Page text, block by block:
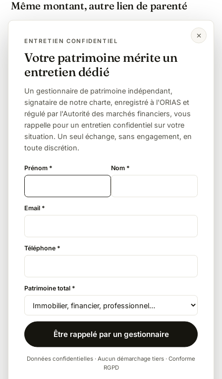
Même montant, autre lien de parenté
L'assurance vie, le levier décisif
À 55 % de taxation, transmettre à un neveu par
succession classique est confiscatoire. L'assurance
vie (152 500 € d'abattement puis 20 % pour les
primes versées avant 70 ans) change radicalement
l'équation — c'est souvent une division par cinq de
la facture.
La donation de son vivant
L'abattement de 7 967 € se renouvelle tous les 15
peut s'y ajouter sous conditions lorsque le neveu
vient en représentation.
Le testament bien rédigé
Léguer en pleine propriété, en démembrement ou via
une charge : la rédaction du testament influe
directement sur l'assiette taxable. Un point à
travailler avec votre notaire.
Pour la vision d'ensemble — barèmes complets,
ENTRETIEN CONFIDENTIEL
Votre patrimoine mérite un
entretien dédié
Un gestionnaire de patrimoine indépendant,
signataire de notre charte, enregistré à l'ORIAS et
régulé par l'Autorité des marchés financiers, vous
rappelle pour un entretien confidentiel sur votre
situation. Un seul échange, sans engagement, en
toute discrétion.
Prénom * Nom *
Email *
Téléphone *
Patrimoine total *
Être rappelé par un gestionnaire
Données confidentielles · Aucun démarchage tiers · Conforme
RGPD